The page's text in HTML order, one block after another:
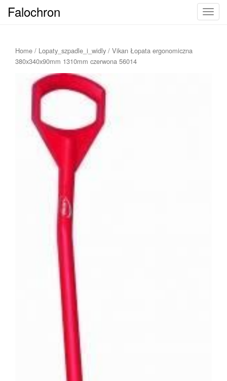
T
Falochron
Home / Lopaty_szpadle_i_widly / Vikan Łopata ergonomiczna
380x340x90mm 1310mm czerwona 56014